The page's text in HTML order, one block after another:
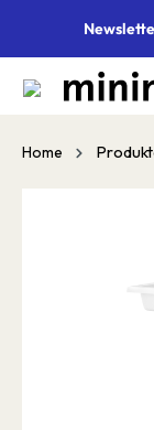
springen
Home